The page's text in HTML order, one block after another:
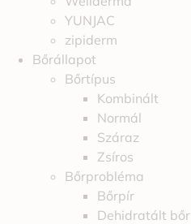
YUNJAC
zipiderm
Bőrállapot
Bőrtípus
Kombinált
Normál
Száraz
Zsíros
Bőrprobléma
Bőrpír
Dehidratált bőr